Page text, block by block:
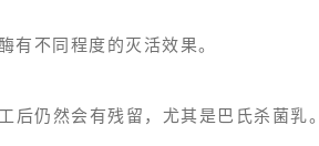
有不同程度的灭活效果。
仍然会有残留，尤其是巴氏杀菌乳。